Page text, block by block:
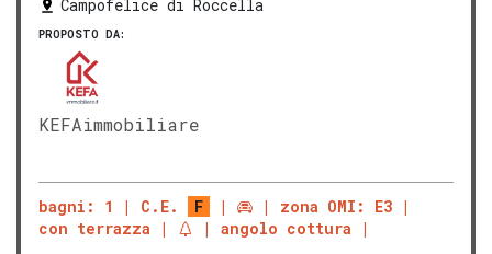
Campofelice di Roccella
PROPOSTO DA:
KEFAimmobiliare
bagni: 1 C.E. F
zona OMI: E3
con terrazza
angolo cottura